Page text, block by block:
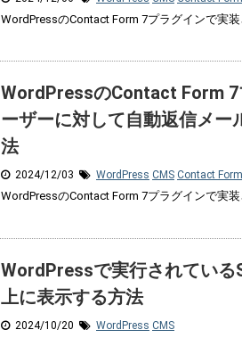
WordPressのContact Form 7プラグインで実装
WordPressのContact Form 7
ーザーに対して自動返信メー
法
2024/12/03 WordPress CMS Contact
WordPressのContact Form 7プラグインで実
WordPressで実行されている
上に表示する方法
2024/10/20 WordPress CMS